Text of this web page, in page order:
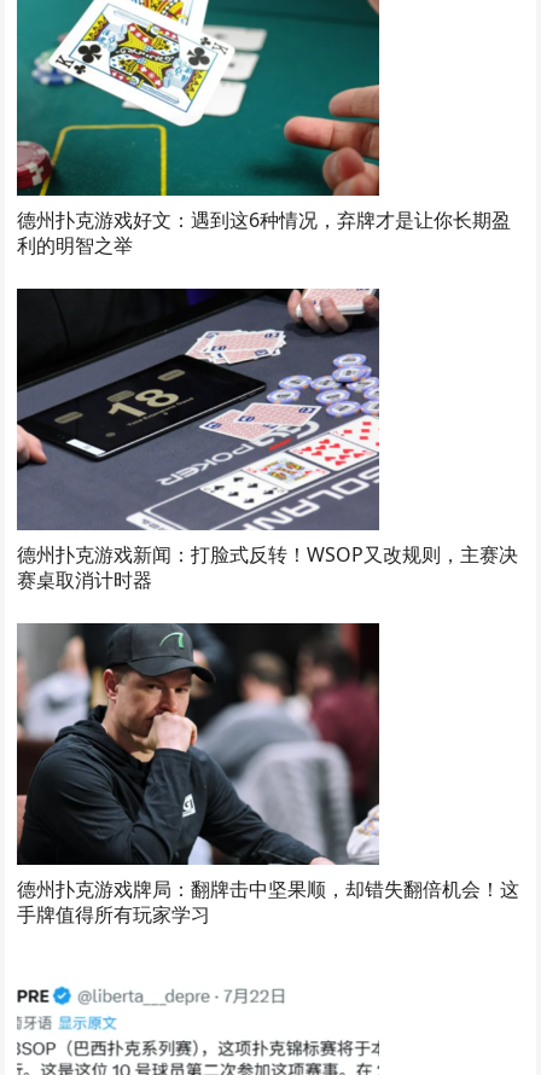
德州扑克游戏好文：遇到这6种情况，弃牌才是让你长期盈
利的明智之举
德州扑克游戏新闻：打脸式反转！WSOP又改规则，主赛决
赛桌取消计时器
德州扑克游戏牌局：翻牌击中坚果顺，却错失翻倍机会！这
手牌值得所有玩家学习